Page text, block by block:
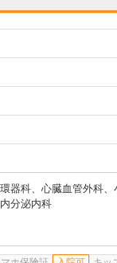
器科、 心臓血管外科、
内分泌内科